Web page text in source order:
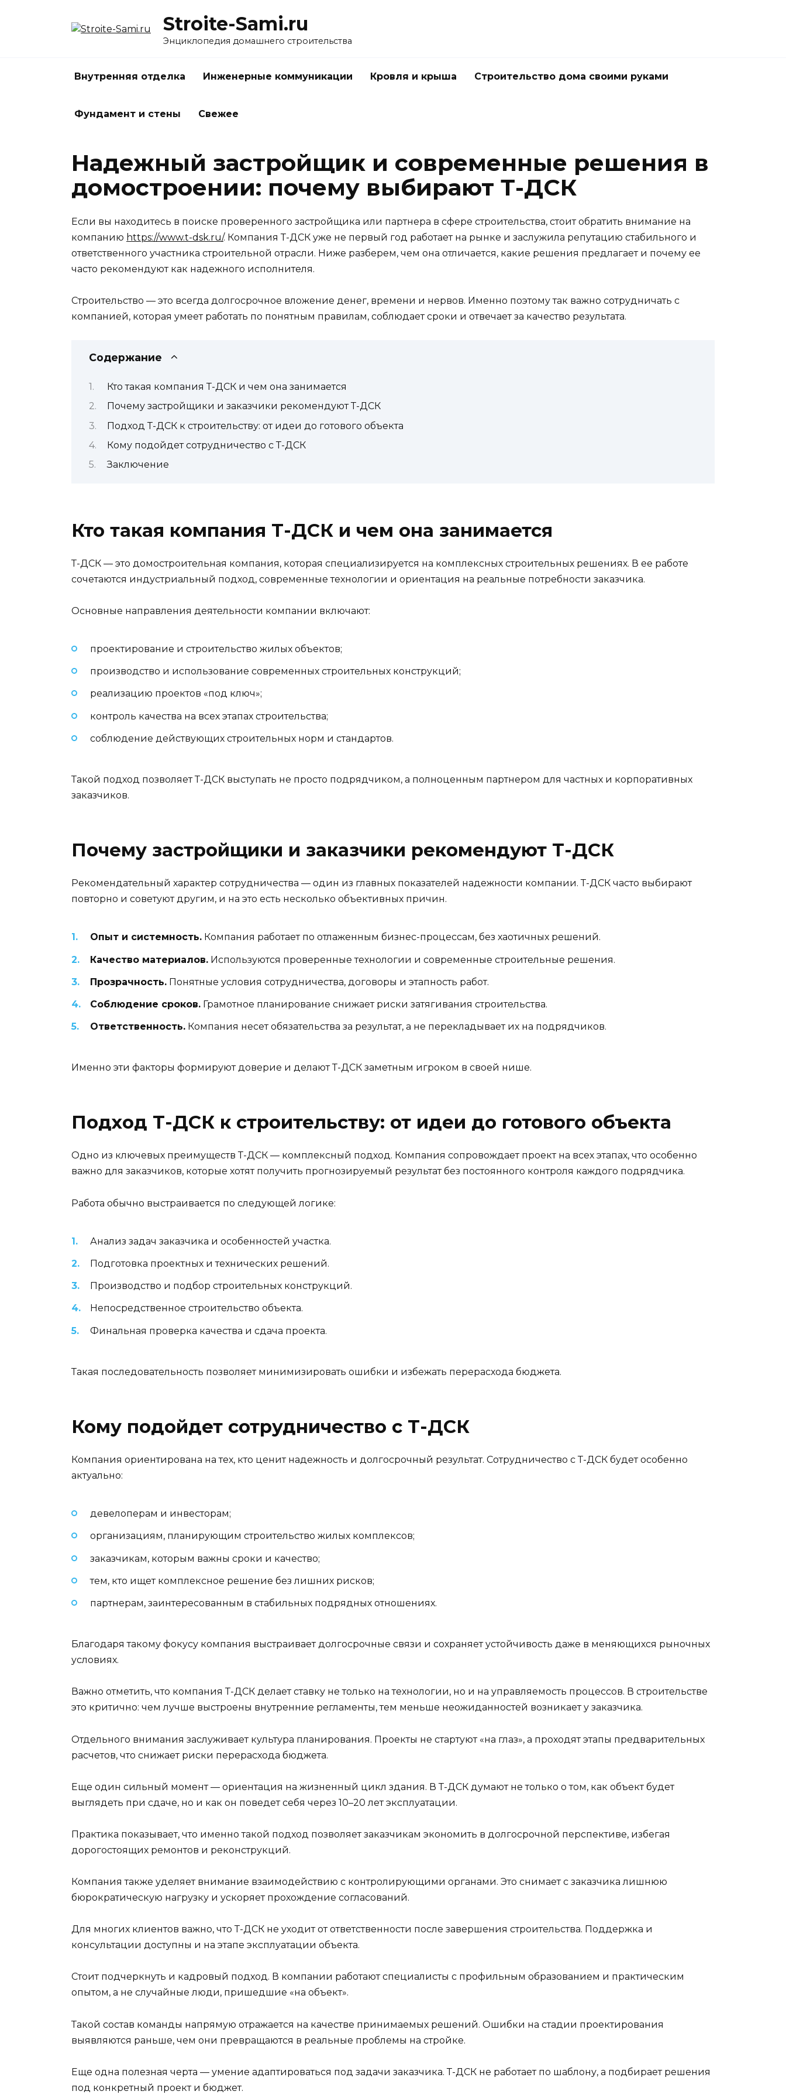
Stroite-Sami.ru
Энциклопедия домашнего строительства
Внутренняя отделка Инженерные коммуникации Кровля и крыша Строительство дома своими руками
Фундамент и стены Свежее
Надежный застройщик и современные решения в
домостроении: почему выбирают Т-ДСК
Если вы находитесь в поиске проверенного застройщика или партнера в сфере строительства, стоит обратить внимание на
компанию https://www.t-dsk.ru/. Компания Т-ДСК уже не первый год работает на рынке и заслужила репутацию стабильного и
ответственного участника строительной отрасли. Ниже разберем, чем она отличается, какие решения предлагает и почему ее
часто рекомендуют как надежного исполнителя.
Строительство — это всегда долгосрочное вложение денег, времени и нервов. Именно поэтому так важно сотрудничать с
компанией, которая умеет работать по понятным правилам, соблюдает сроки и отвечает за качество результата.
Содержание
Кто такая компания Т-ДСК и чем она занимается
Почему застройщики и заказчики рекомендуют Т-ДСК
Подход Т-ДСК к строительству: от идеи до готового объекта
Кому подойдет сотрудничество с Т-ДСК
Заключение
Кто такая компания Т-ДСК и чем она занимается
Т-ДСК — это домостроительная компания, которая специализируется на комплексных строительных решениях. В ее работе
сочетаются индустриальный подход, современные технологии и ориентация на реальные потребности заказчика.
Основные направления деятельности компании включают:
проектирование и строительство жилых объектов;
производство и использование современных строительных конструкций;
реализацию проектов «под ключ»;
контроль качества на всех этапах строительства;
соблюдение действующих строительных норм и стандартов.
Такой подход позволяет Т-ДСК выступать не просто подрядчиком, а полноценным партнером для частных и корпоративных
заказчиков.
Почему застройщики и заказчики рекомендуют Т-ДСК
Рекомендательный характер сотрудничества — один из главных показателей надежности компании. Т-ДСК часто выбирают
повторно и советуют другим, и на это есть несколько объективных причин.
Опыт и системность. Компания работает по отлаженным бизнес-процессам, без хаотичных решений.
Качество материалов. Используются проверенные технологии и современные строительные решения.
Прозрачность. Понятные условия сотрудничества, договоры и этапность работ.
Соблюдение сроков. Грамотное планирование снижает риски затягивания строительства.
Ответственность. Компания несет обязательства за результат, а не перекладывает их на подрядчиков.
Именно эти факторы формируют доверие и делают Т-ДСК заметным игроком в своей нише.
Подход Т-ДСК к строительству: от идеи до готового объекта
Одно из ключевых преимуществ Т-ДСК — комплексный подход. Компания сопровождает проект на всех этапах, что особенно
важно для заказчиков, которые хотят получить прогнозируемый результат без постоянного контроля каждого подрядчика.
Работа обычно выстраивается по следующей логике:
Анализ задач заказчика и особенностей участка.
Подготовка проектных и технических решений.
Производство и подбор строительных конструкций.
Непосредственное строительство объекта.
Финальная проверка качества и сдача проекта.
Такая последовательность позволяет минимизировать ошибки и избежать перерасхода бюджета.
Кому подойдет сотрудничество с Т-ДСК
Компания ориентирована на тех, кто ценит надежность и долгосрочный результат. Сотрудничество с Т-ДСК будет особенно
актуально:
девелоперам и инвесторам;
организациям, планирующим строительство жилых комплексов;
заказчикам, которым важны сроки и качество;
тем, кто ищет комплексное решение без лишних рисков;
партнерам, заинтересованным в стабильных подрядных отношениях.
Благодаря такому фокусу компания выстраивает долгосрочные связи и сохраняет устойчивость даже в меняющихся рыночных
условиях.
Важно отметить, что компания Т-ДСК делает ставку не только на технологии, но и на управляемость процессов. В строительстве
это критично: чем лучше выстроены внутренние регламенты, тем меньше неожиданностей возникает у заказчика.
Отдельного внимания заслуживает культура планирования. Проекты не стартуют «на глаз», а проходят этапы предварительных
расчетов, что снижает риски перерасхода бюджета.
Еще один сильный момент — ориентация на жизненный цикл здания. В Т-ДСК думают не только о том, как объект будет
выглядеть при сдаче, но и как он поведет себя через 10–20 лет эксплуатации.
Практика показывает, что именно такой подход позволяет заказчикам экономить в долгосрочной перспективе, избегая
дорогостоящих ремонтов и реконструкций.
Компания также уделяет внимание взаимодействию с контролирующими органами. Это снимает с заказчика лишнюю
бюрократическую нагрузку и ускоряет прохождение согласований.
Для многих клиентов важно, что Т-ДСК не уходит от ответственности после завершения строительства. Поддержка и
консультации доступны и на этапе эксплуатации объекта.
Стоит подчеркнуть и кадровый подход. В компании работают специалисты с профильным образованием и практическим
опытом, а не случайные люди, пришедшие «на объект».
Такой состав команды напрямую отражается на качестве принимаемых решений. Ошибки на стадии проектирования
выявляются раньше, чем они превращаются в реальные проблемы на стройке.
Еще одна полезная черта — умение адаптироваться под задачи заказчика. Т-ДСК не работает по шаблону, а подбирает решения
под конкретный проект и бюджет.